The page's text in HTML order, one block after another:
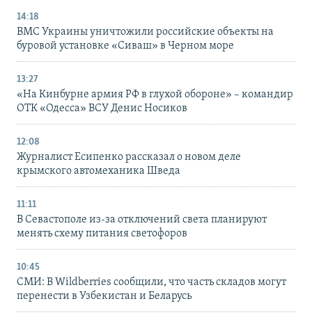
14:18
ВМС Украины уничтожили российские объекты на
буровой установке «Сиваш» в Черном море
13:27
«На Кинбурне армия РФ в глухой обороне» – командир
ОТК «Одесса» ВСУ Денис Носиков
12:08
Журналист Есипенко рассказал о новом деле
крымского автомеханика Шведа
11:11
В Севастополе из-за отключений света планируют
менять схему питания светофоров
10:45
СМИ: В Wildberries сообщили, что часть складов могут
перенести в Узбекистан и Беларусь